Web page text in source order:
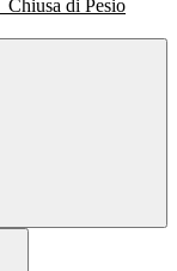
Chiusa di Pesio